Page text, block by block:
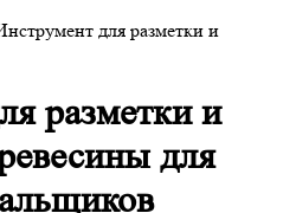
для разметки и
разметки и
для